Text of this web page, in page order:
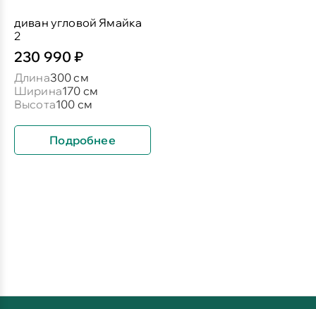
диван угловой Ямайка
2
230 990 ₽
Длина300 см
Ширина170 см
Высота100 см
Подробнее